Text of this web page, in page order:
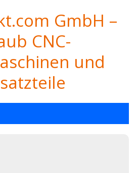
GmbH –
CNC-
und